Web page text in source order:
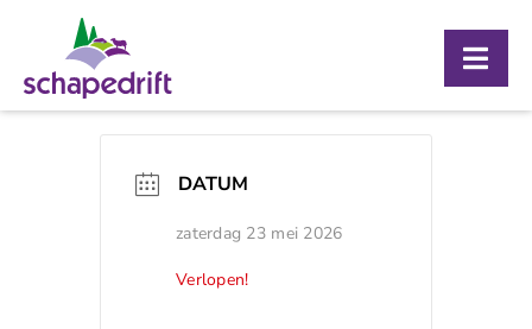
inhoud
Over ons
Bezoekerscentrum
DATUM
zaterdag 23 mei 2026
Verlopen!